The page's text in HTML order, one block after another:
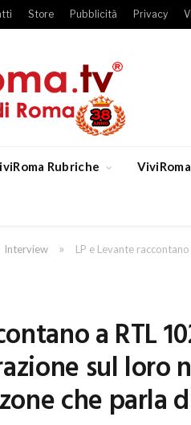
Store Pubblicità Privacy
Rubriche
Interview »
LP e Levante
a RTL
sul loro
che parla